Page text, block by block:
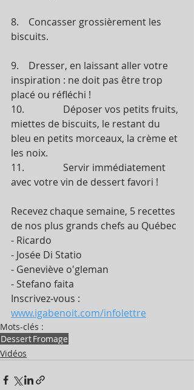
8.    Concasser grossièrement les
biscuits.
9.    Dresser, en laissant aller votre
inspiration : ne doit pas être trop
placé ou réfléchi !
10.                Déposer vos petits fruits,
miettes de biscuits, le restant du
bleu en petits morceaux, la crème et
les noix.
11.                Servir immédiatement
avec votre vin de dessert favori !
Recevez chaque semaine, 5 recettes
de nos plus grands chefs au Québec
- Ricardo
- Josée Di Statio
- Geneviève o'gleman
- Stefano faita
Inscrivez-vous :
www.igabenoit.com/infolettre
Mots-clés :
DessertFromage
Vidéos